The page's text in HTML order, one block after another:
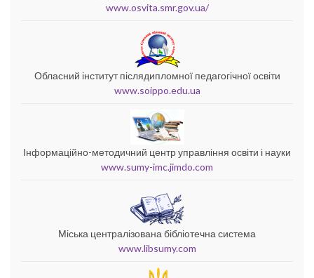
www.osvita.smr.gov.ua/
Обласний інститут післядипломної педагогічної освіти
www.soippo.edu.ua
Інформаційно-методичний центр управління освіти і науки
www.sumy-imc.jimdo.com
Міська централізована бібліотечна система
www.libsumy.com